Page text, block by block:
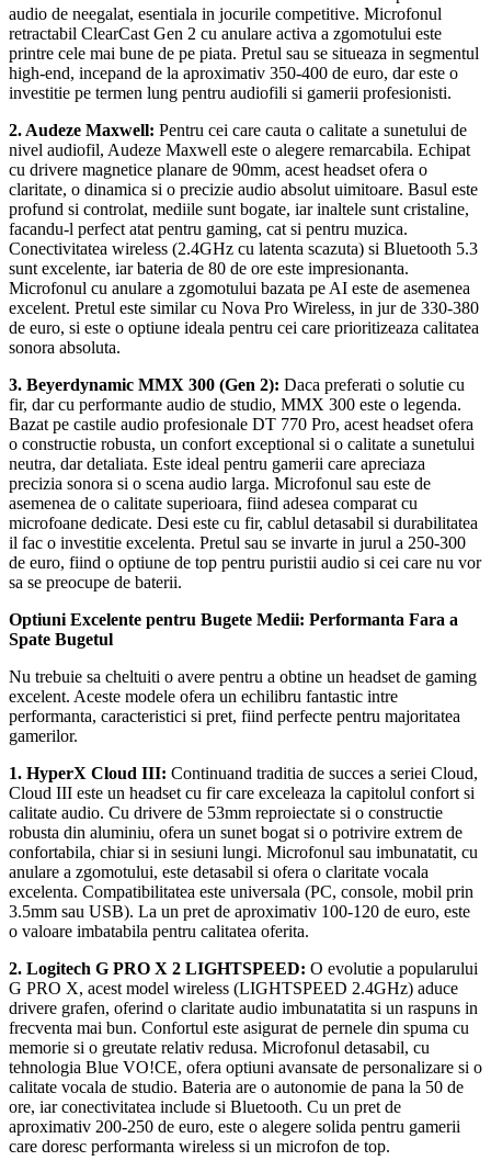
audio de neegalat, esentiala in jocurile competitive. Microfonul
retractabil ClearCast Gen 2 cu anulare activa a zgomotului este
printre cele mai bune de pe piata. Pretul sau se situeaza in segmentul
high-end, incepand de la aproximativ 350-400 de euro, dar este o
investitie pe termen lung pentru audiofili si gamerii profesionisti.
2. Audeze Maxwell: Pentru cei care cauta o calitate a sunetului de
nivel audiofil, Audeze Maxwell este o alegere remarcabila. Echipat
cu drivere magnetice planare de 90mm, acest headset ofera o
claritate, o dinamica si o precizie audio absolut uimitoare. Basul este
profund si controlat, mediile sunt bogate, iar inaltele sunt cristaline,
facandu-l perfect atat pentru gaming, cat si pentru muzica.
Conectivitatea wireless (2.4GHz cu latenta scazuta) si Bluetooth 5.3
sunt excelente, iar bateria de 80 de ore este impresionanta.
Microfonul cu anulare a zgomotului bazata pe AI este de asemenea
excelent. Pretul este similar cu Nova Pro Wireless, in jur de 330-380
de euro, si este o optiune ideala pentru cei care prioritizeaza calitatea
sonora absoluta.
3. Beyerdynamic MMX 300 (Gen 2): Daca preferati o solutie cu
fir, dar cu performante audio de studio, MMX 300 este o legenda.
Bazat pe castile audio profesionale DT 770 Pro, acest headset ofera
o constructie robusta, un confort exceptional si o calitate a sunetului
neutra, dar detaliata. Este ideal pentru gamerii care apreciaza
precizia sonora si o scena audio larga. Microfonul sau este de
asemenea de o calitate superioara, fiind adesea comparat cu
microfoane dedicate. Desi este cu fir, cablul detasabil si durabilitatea
il fac o investitie excelenta. Pretul sau se invarte in jurul a 250-300
de euro, fiind o optiune de top pentru puristii audio si cei care nu vor
sa se preocupe de baterii.
Optiuni Excelente pentru Bugete Medii: Performanta Fara a
Spate Bugetul
Nu trebuie sa cheltuiti o avere pentru a obtine un headset de gaming
excelent. Aceste modele ofera un echilibru fantastic intre
performanta, caracteristici si pret, fiind perfecte pentru majoritatea
gamerilor.
1. HyperX Cloud III: Continuand traditia de succes a seriei Cloud,
Cloud III este un headset cu fir care exceleaza la capitolul confort si
calitate audio. Cu drivere de 53mm reproiectate si o constructie
robusta din aluminiu, ofera un sunet bogat si o potrivire extrem de
confortabila, chiar si in sesiuni lungi. Microfonul sau imbunatatit, cu
anulare a zgomotului, este detasabil si ofera o claritate vocala
excelenta. Compatibilitatea este universala (PC, console, mobil prin
3.5mm sau USB). La un pret de aproximativ 100-120 de euro, este
o valoare imbatabila pentru calitatea oferita.
2. Logitech G PRO X 2 LIGHTSPEED: O evolutie a popularului
G PRO X, acest model wireless (LIGHTSPEED 2.4GHz) aduce
drivere grafen, oferind o claritate audio imbunatatita si un raspuns in
frecventa mai bun. Confortul este asigurat de pernele din spuma cu
memorie si o greutate relativ redusa. Microfonul detasabil, cu
tehnologia Blue VO!CE, ofera optiuni avansate de personalizare si o
calitate vocala de studio. Bateria are o autonomie de pana la 50 de
ore, iar conectivitatea include si Bluetooth. Cu un pret de
aproximativ 200-250 de euro, este o alegere solida pentru gamerii
care doresc performanta wireless si un microfon de top.